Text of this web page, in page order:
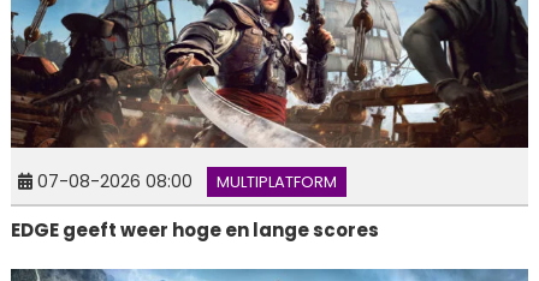
07-08-2026 08:00 MULTIPLATFORM
EDGE geeft weer hoge en lange scores